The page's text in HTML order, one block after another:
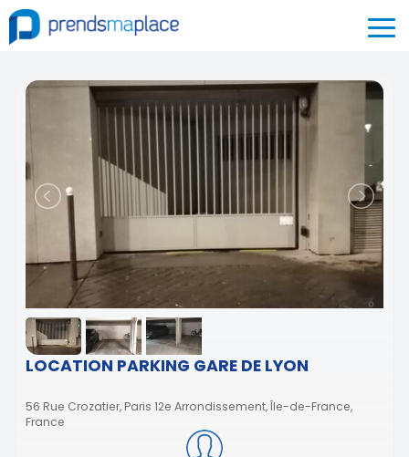
LOCATION PARKING GARE DE LYON
56 Rue Crozatier, Paris 12e Arrondissement, Île-de-France,
France